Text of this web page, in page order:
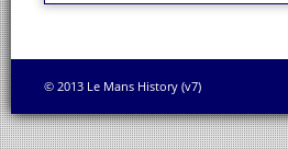
© 2013 Le Mans History (v7)